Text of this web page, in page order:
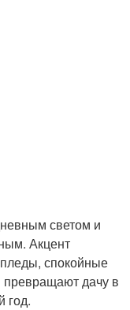
светом и
Акцент
спокойные
дачу в
год.